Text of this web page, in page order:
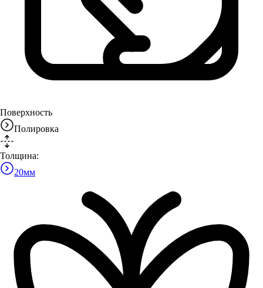
Поверхность
Полировка
Толщина:
20мм